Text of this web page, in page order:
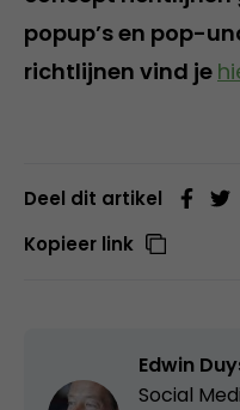
popup’s en pop-
richtlijnen vind je
Deel dit artikel
Kopieer link
Edwin
Social